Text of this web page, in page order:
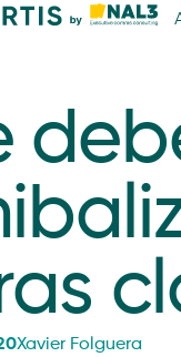
Xavier Folguera